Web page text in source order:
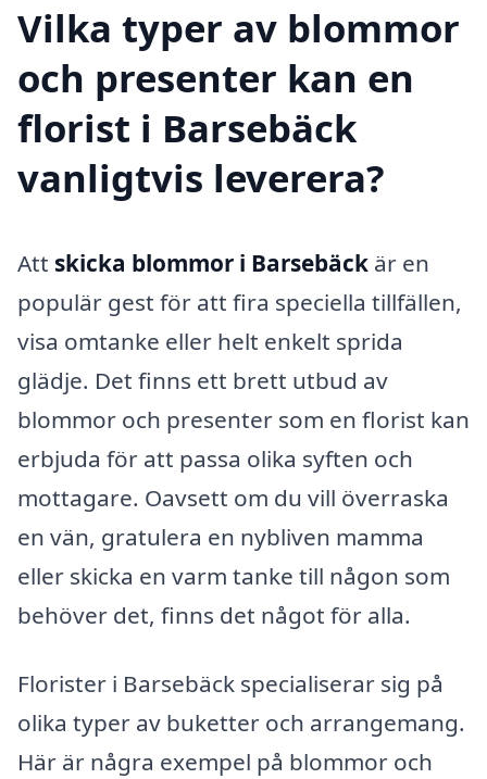
Vilka typer av blommor
och presenter kan en
florist i Barsebäck
vanligtvis leverera?
Att skicka blommor i Barsebäck är en
populär gest för att fira speciella tillfällen,
visa omtanke eller helt enkelt sprida
glädje. Det finns ett brett utbud av
blommor och presenter som en florist kan
erbjuda för att passa olika syften och
mottagare. Oavsett om du vill överraska
en vän, gratulera en nybliven mamma
eller skicka en varm tanke till någon som
behöver det, finns det något för alla.
Florister i Barsebäck specialiserar sig på
olika typer av buketter och arrangemang.
Här är några exempel på blommor och